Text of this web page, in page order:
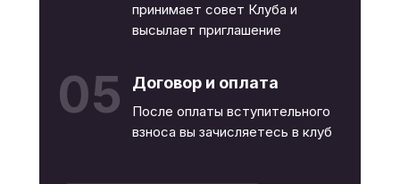
принимает совет Клуба и
высылает приглашение
05 Договор и оплата
После оплаты вступительного
взноса вы зачисляетесь в клуб